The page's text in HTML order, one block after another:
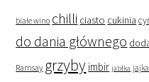
białe wino chilli ciasto cukinia
do dania głównego
Ramsay grzyby imbir jabłka jajka